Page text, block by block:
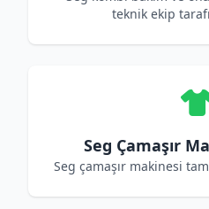
teknik ekip
Seg Çamaşır
Seg çamaşır makinesi